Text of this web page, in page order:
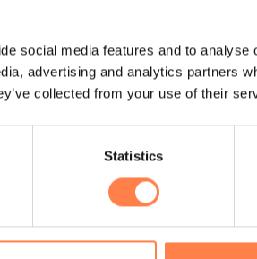
social media features and to analyse
advertising and analytics partners
collected from your use of their
Statistics